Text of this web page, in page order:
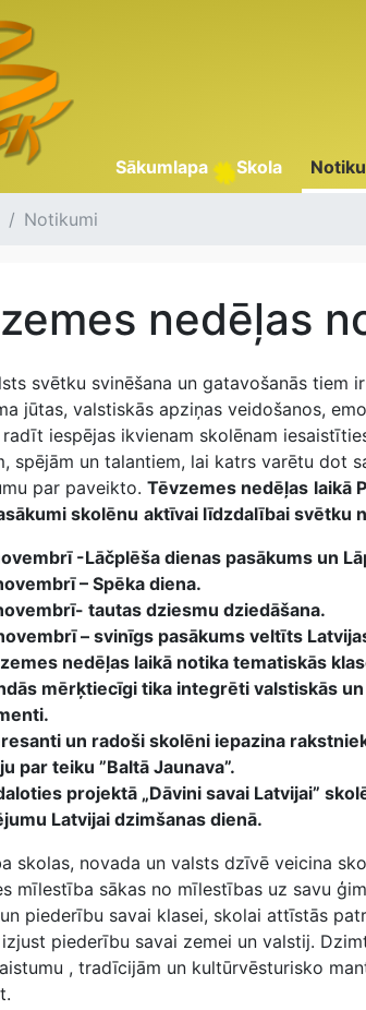
Sākumlapa Skola
Notikumi
nedēļas
svētku svinēšana un gatavošanās tiem
jūtas, valstiskās apziņas veidošanos,
iespējas ikvienam skolēnam
spējām un talantiem, lai katrs varētu dot
par paveikto. Tēvzemes nedēļas laikā
skolēnu aktīvai līdzdalībai svētku
-Lāčplēša dienas pasākums un
– Spēka diena.
tautas dziesmu dziedāšana.
– svinīgs pasākums veltīts
nedēļas laikā notika tematiskās
mērķtiecīgi tika integrēti valstiskās
un radoši skolēni iepazina
par teiku ”Baltā Jaunava”.
projektā „Dāvini savai Latvijai”
Latvijai dzimšanas dienā.
skolas, novada un valsts dzīvē veicina
mīlestība sākas no mīlestības uz savu
piederību savai klasei, skolai attīstās
piederību savai zemei un valstij.
, tradīcijām un kultūrvēsturisko